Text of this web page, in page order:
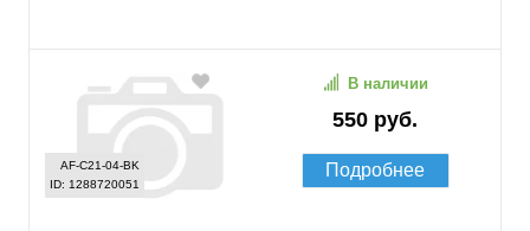
AF-C21-04-BK
ID: 1288720051
550 руб.
В наличии
Подробнее